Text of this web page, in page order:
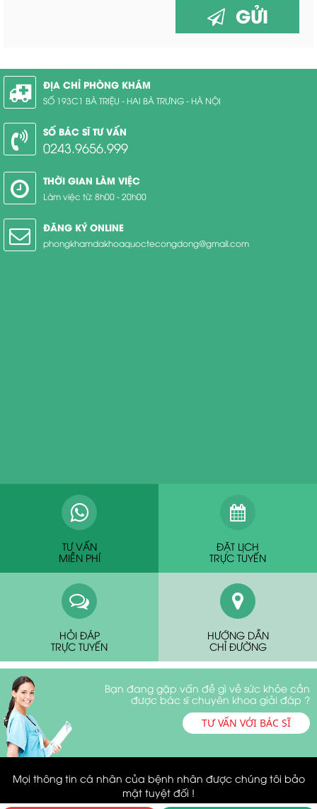
GỬI
ĐỊA CHỈ PHÒNG KHÁM
SỐ 193C1 BÀ TRIỆU - HAI BÀ TRƯNG - HÀ NỘI
SỐ BÁC SĨ TƯ VẤN
0243.9656.999
THỜI GIAN LÀM VIỆC
Làm việc từ: 8h00 - 20h00
ĐĂNG KÝ ONLINE
phongkhamdakhoaquoctecongdong@gmail.com
TƯ VẤN
MIỄN PHÍ
ĐẶT LỊCH
TRỰC TUYẾN
HỎI ĐÁP
TRỰC TUYẾN
HƯỚNG DẪN
CHỈ ĐƯỜNG
Bạn đang gặp vấn đề gì về sức khỏe cần
được bác sĩ chuyên khoa giải đáp ?
TƯ VẤN VỚI BÁC SĨ
Mọi thông tin cá nhân của bệnh nhân được chúng tôi bảo
mật tuyệt đối !